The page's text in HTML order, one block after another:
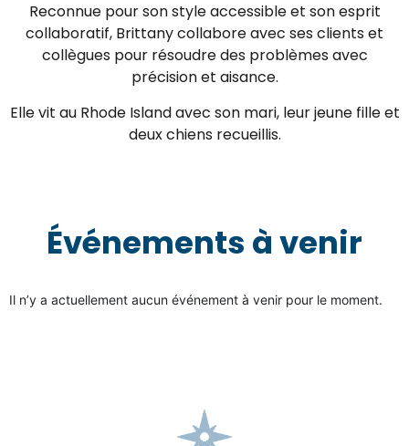
Reconnue pour son style accessible et son esprit
collaboratif, Brittany collabore avec ses clients et
collègues pour résoudre des problèmes avec
précision et aisance.
Elle vit au Rhode Island avec son mari, leur jeune fille et
deux chiens recueillis.
Événements à venir
Il n’y a actuellement aucun événement à venir pour le moment.